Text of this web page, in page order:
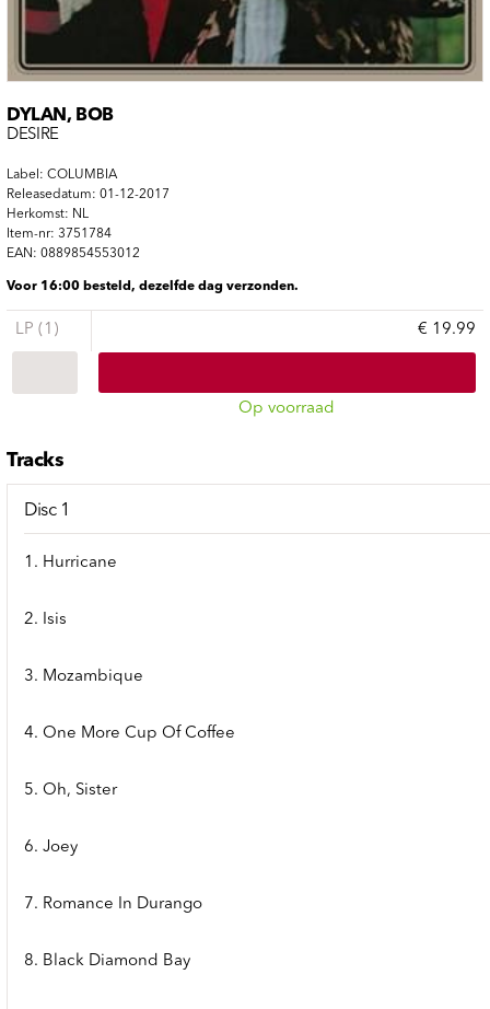
DYLAN, BOB
DESIRE
Label: COLUMBIA
Releasedatum: 01-12-2017
Herkomst: NL
Item-nr: 3751784
EAN: 0889854553012
Voor 16:00 besteld, dezelfde dag verzonden.
LP (1) € 19.99
Op voorraad
Tracks
Disc 1
1. Hurricane
2. Isis
3. Mozambique
4. One More Cup Of Coffee
5. Oh, Sister
6. Joey
7. Romance In Durango
8. Black Diamond Bay